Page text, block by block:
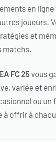
en
joueurs.
et
matchs.
FC 25vous
variée et
ou
à offrir à